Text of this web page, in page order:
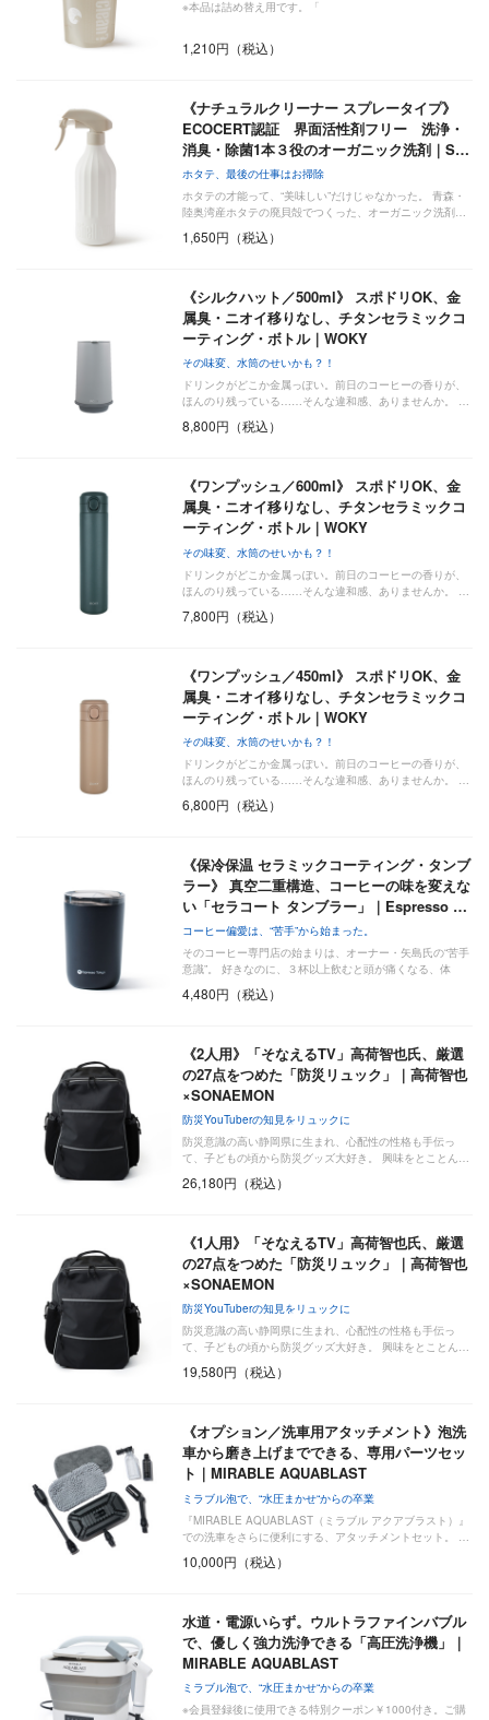
※本品は詰め替え用です。「
1,210円（税込）
《ナチュラルクリーナー スプレータイプ》
ECOCERT認証 界面活性剤フリー 洗浄・
消臭・除菌1本３役のオーガニック洗剤｜S…
ホタテ、最後の仕事はお掃除
ホタテの才能って、“美味しい”だけじゃなかった。 青森・
陸奥湾産ホタテの廃貝殻でつくった、オーガニック洗剤…
1,650円（税込）
《シルクハット／500ml》 スポドリOK、金
属臭・ニオイ移りなし、チタンセラミックコ
ーティング・ボトル｜WOKY
その味変、水筒のせいかも？！
ドリンクがどこか金属っぽい。前日のコーヒーの香りが、
ほんのり残っている……そんな違和感、ありませんか。 …
8,800円（税込）
《ワンプッシュ／600ml》 スポドリOK、金
属臭・ニオイ移りなし、チタンセラミックコ
ーティング・ボトル｜WOKY
その味変、水筒のせいかも？！
ドリンクがどこか金属っぽい。前日のコーヒーの香りが、
ほんのり残っている……そんな違和感、ありませんか。 …
7,800円（税込）
《ワンプッシュ／450ml》 スポドリOK、金
属臭・ニオイ移りなし、チタンセラミックコ
ーティング・ボトル｜WOKY
その味変、水筒のせいかも？！
ドリンクがどこか金属っぽい。前日のコーヒーの香りが、
ほんのり残っている……そんな違和感、ありませんか。 …
6,800円（税込）
《保冷保温 セラミックコーティング・タンブ
ラー》 真空二重構造、コーヒーの味を変えな
い「セラコート タンブラー」｜Espresso …
コーヒー偏愛は、“苦手”から始まった。
そのコーヒー専門店の始まりは、オーナー・矢島氏の“苦手
意識”。 好きなのに、３杯以上飲むと頭が痛くなる、体
4,480円（税込）
《2人用》「そなえるTV」高荷智也氏、厳選
の27点をつめた「防災リュック」｜高荷智也
×SONAEMON
防災YouTuberの知見をリュックに
防災意識の高い静岡県に生まれ、心配性の性格も手伝っ
て、子どもの頃から防災グッズ大好き。 興味をとことん…
26,180円（税込）
《1人用》「そなえるTV」高荷智也氏、厳選
の27点をつめた「防災リュック」｜高荷智也
×SONAEMON
防災YouTuberの知見をリュックに
防災意識の高い静岡県に生まれ、心配性の性格も手伝っ
て、子どもの頃から防災グッズ大好き。 興味をとことん…
19,580円（税込）
《オプション／洗車用アタッチメント》泡洗
車から磨き上げまでできる、専用パーツセッ
ト｜MIRABLE AQUABLAST
ミラブル泡で、“水圧まかせ“からの卒業
『MIRABLE AQUABLAST（ミラブル アクアブラスト）』
での洗車をさらに便利にする、アタッチメントセット。 …
10,000円（税込）
水道・電源いらず。ウルトラファインバブル
で、優しく強力洗浄できる「高圧洗浄機」｜
MIRABLE AQUABLAST
ミラブル泡で、“水圧まかせ“からの卒業
※会員登録後に使用できる特別クーポン￥1000付き。ご購